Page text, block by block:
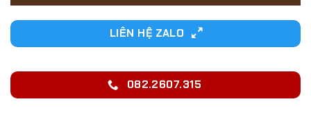
LIÊN HỆ ZALO
082.2607.315